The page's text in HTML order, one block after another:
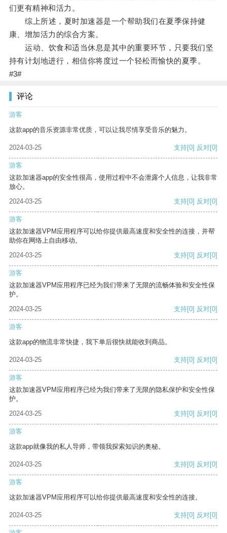
们更有精神和活力。
综上所述，夏时加速器是一个帮助我们在夏季保持健
康、增加活力的综合方案。
运动、饮食和适当休息是其中的重要环节，只要我们坚
持有计划地进行，相信你将度过一个轻松而愉快的夏季。
#3#
评论
游客
这款app的音乐资源非常优质，可以让我尽情享受音乐的魅力。
2024-03-25 支持[0] 反对[0]
游客
这款加速器app的安全性很高，使用过程中不会泄露个人信息，让我非常
放心。
2024-03-25
支持[0] 反对[0]
游客
这款加速器VPM应用程序可以给你提供最高速度和安全性的连接，并帮
助你在网络上自由移动。
2024-03-25
支持[0] 反对[0]
游客
这款加速器VPM应用程序已经为我们带来了无限的流畅体验和安全性保
护。
2024-03-25
支持[0] 反对[0]
游客
这款app的物流非常快捷，我下单后很快就能收到商品。
2024-03-25 支持[0] 反对[0]
游客
这款加速器VPM应用程序已经为我们带来了无限的隐私保护和安全性保
护。
2024-03-25
支持[0] 反对[0]
游客
这款app就像我的私人导师，带领我探索知识的奥秘。
2024-03-25 支持[0] 反对[0]
游客
这款加速器VPM应用程序可以给你提供最高速度和安全性的连接。
2024-03-25 支持[0] 反对[0]